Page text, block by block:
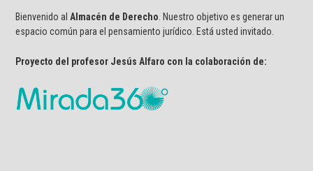
Bienvenido al Almacén de Derecho . Nuestro objetivo es generar un
espacio común para el pensamiento jurídico. Está usted invitado.
Proyecto del profesor Jesús Alfaro con la colaboración de: